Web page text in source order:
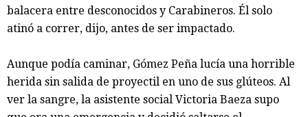
balacera entre desconocidos y Carabineros. Él solo
atinó a correr, dijo, antes de ser impactado.
Aunque podía caminar, Gómez Peña lucía una horrible
herida sin salida de proyectil en uno de sus glúteos. Al
ver la sangre, la asistente social Victoria Baeza supo